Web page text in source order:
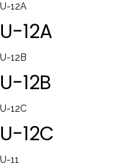
U-12A
U-12A
U-12B
U-12B
U-12C
U-12C
U-11